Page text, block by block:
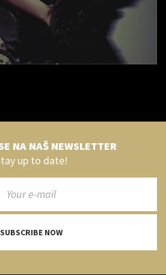
NA NAŠ NEWSLETTER
up to date!
SUBSCRIBE NOW